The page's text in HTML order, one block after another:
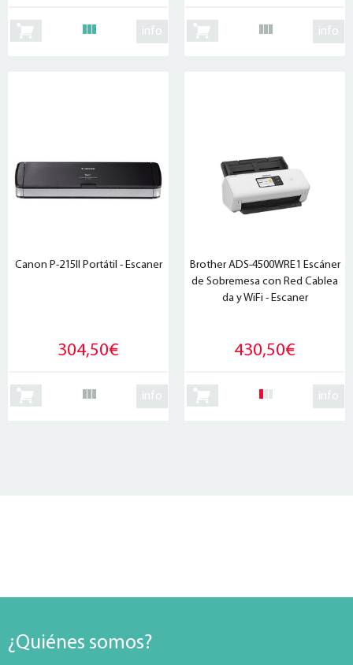
info info
Canon P-215II Portátil - Escaner
304,50€
info
Brother ADS-4500WRE1 Escáner
de Sobremesa con Red Cablea
da y WiFi - Escaner
430,50€
info
¿Quiénes somos?